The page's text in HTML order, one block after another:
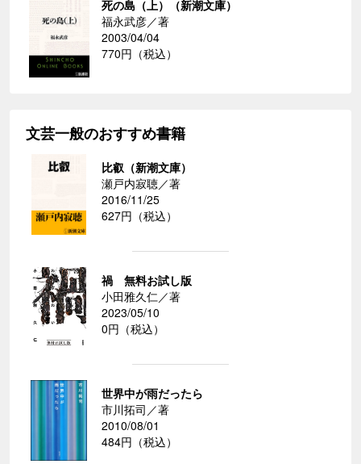
死の島（上）（新潮文庫）
福永武彦／著
2003/04/04
770円（税込）
文芸一般のおすすめ書籍
比叡（新潮文庫）
瀬戸内寂聴／著
2016/11/25
627円（税込）
禍 無料お試し版
小田雅久仁／著
2023/05/10
0円（税込）
世界中が雨だったら
市川拓司／著
2010/08/01
484円（税込）